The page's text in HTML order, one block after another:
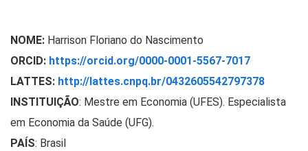
NOME: Harrison Floriano do Nascimento
ORCID: https://orcid.org/0000-0001-5567-7017
LATTES: http://lattes.cnpq.br/0432605542797378
INSTITUIÇÃO: Mestre em Economia (UFES). Especialista
em Economia da Saúde (UFG).
PAÍS: Brasil